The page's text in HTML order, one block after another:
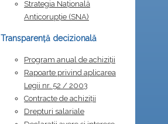
Strategia Naţională
Anticorupţie (SNA)
Transparență decizională
Program anual de achiziții
Rapoarte privind aplicarea
Legii nr. 52 / 2003
Contracte de achiziții
Drepturi salariale